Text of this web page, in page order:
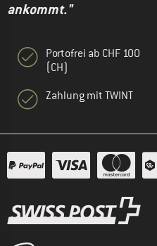
ankommt."
Portofrei ab CHF 100
(CH)
Zahlung mit TWINT